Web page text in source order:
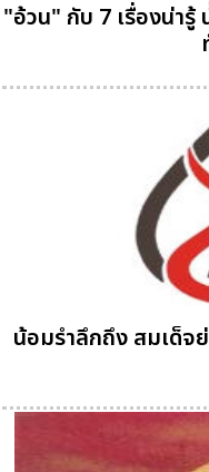
"อ้วน" กับ 7 เรื่องน่ารู้
น้อมรำลึกถึง สมเด็จ